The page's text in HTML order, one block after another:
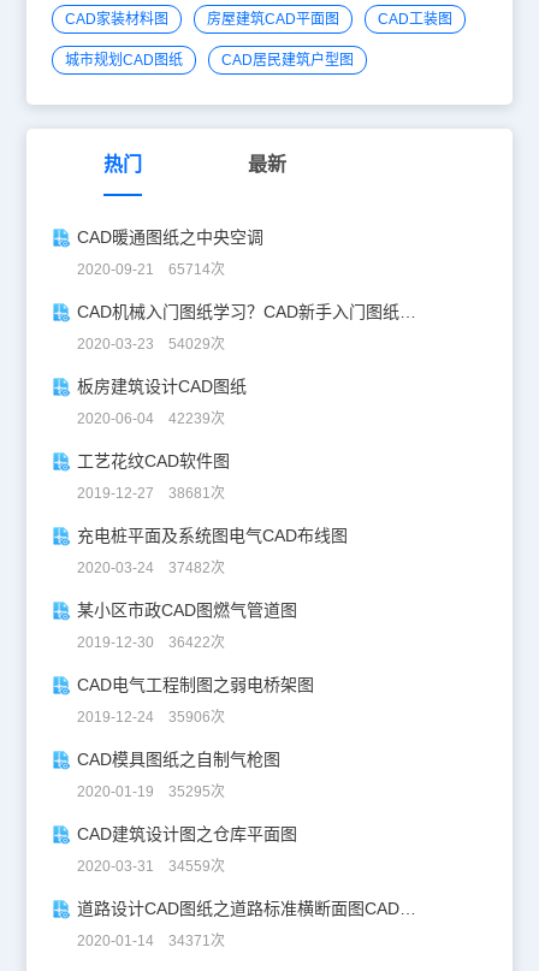
CAD家装材料图 房屋建筑CAD平面图 CAD工装图
城市规划CAD图纸 CAD居民建筑户型图
热门 最新
CAD暖通图纸之中央空调
2020-09-21 65714次
CAD机械入门图纸学习？CAD新手入门图纸练习
2020-03-23 54029次
板房建筑设计CAD图纸
2020-06-04 42239次
工艺花纹CAD软件图
2019-12-27 38681次
充电桩平面及系统图电气CAD布线图
2020-03-24 37482次
某小区市政CAD图燃气管道图
2019-12-30 36422次
CAD电气工程制图之弱电桥架图
2019-12-24 35906次
CAD模具图纸之自制气枪图
2020-01-19 35295次
CAD建筑设计图之仓库平面图
2020-03-31 34559次
道路设计CAD图纸之道路标准横断面图CAD图纸
2020-01-14 34371次